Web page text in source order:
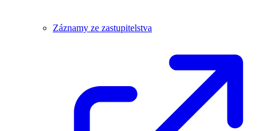
Záznamy ze zastupitelstva